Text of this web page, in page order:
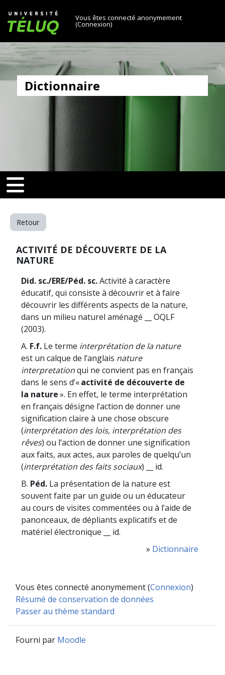
Université TÉLUQ
Vous êtes connecté anonymement
(Connexion)
Dictionnaire
[[nav-toggle]]
toggle]]
Retour
ACTIVITÉ DE DÉCOUVERTE DE LA
NATURE
Did. sc./ERE/Péd. sc.Activité à caractère
éducatif, qui consiste à découvrir et à faire
découvrir les différents aspects de la nature,
dans un milieu naturel aménagé __ OQLF
(2003).
A. F.f. Le terme interprétation de la nature
est un calque de l’anglais nature
interpretationqui ne convient pas en français
dans le sens d’«activité de découverte de
la nature». En effet, le terme interprétation
en français désigne l’action de donner une
signification claire à une chose obscure
(interprétation des lois, interprétation des
rêves) ou l’action de donner une signification
aux faits, aux actes, aux paroles de quelqu’un
(interprétation des faits sociaux) __ id.
B. Péd. La présentation de la nature est
souvent faite par un guide ou un éducateur
au cours de visites commentées ou à l’aide de
panonceaux, de dépliants explicatifs et de
matériel électronique __ id.
» Dictionnaire
Vous êtes connecté anonymement (Connexion)
Résumé de conservation de données
Passer au thème standard
Fourni par Moodle